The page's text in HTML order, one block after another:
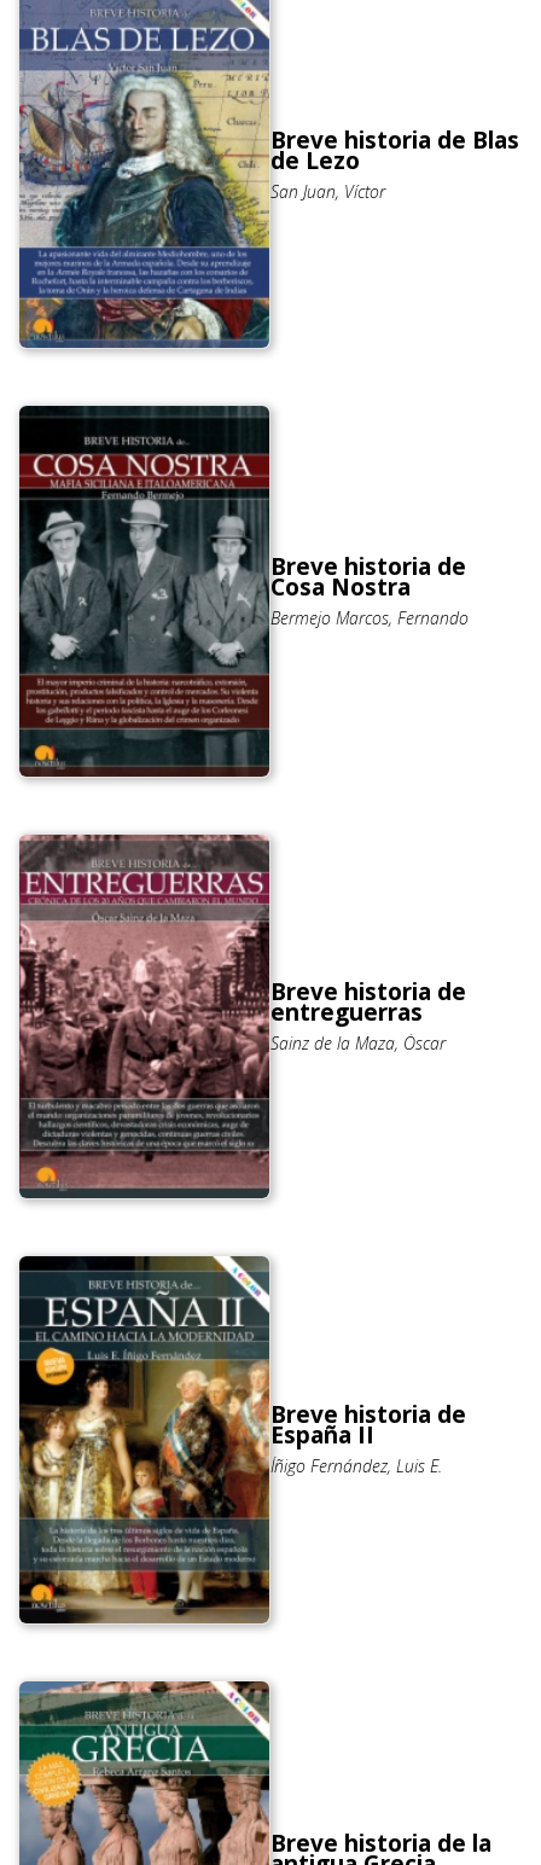
Breve historia de Blas
de Lezo
San Juan, Víctor
Breve historia de
Cosa Nostra
Bermejo Marcos, Fernando
Breve historia de
entreguerras
Sainz de la Maza, Óscar
Breve historia de
España II
Íñigo Fernández, Luis E.
Breve historia de la